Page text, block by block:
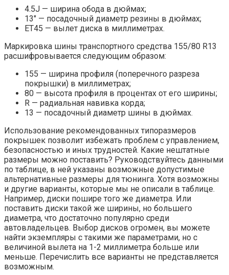
4.5J — ширина обода в дюймах;
13″ — посадочный диаметр резины в дюймах;
ET45 — вылет диска в миллиметрах.
Маркировка шины транспортного средства 155/80 R13
расшифровывается следующим образом:
155 — ширина профиля (поперечного разреза
покрышки) в миллиметрах;
80 — высота профиля в процентах от его ширины;
R — радиальная навивка корда;
13 — посадочный диаметр шины в дюймах.
Использование рекомендованных типоразмеров
покрышек позволит избежать проблем с управлением,
безопасностью и иных трудностей. Какие нештатные
размеры можно поставить? Руководствуйтесь данными
по таблице, в ней указаны возможные допустимые
альтернативные размеры для тюнинга. Хотя возможны
и другие варианты, которые мы не описали в таблице.
Например, диски пошире того же диаметра. Или
поставить диски такой же ширины, но большего
диаметра, что достаточно популярно среди
автовладельцев. Выбор дисков огромен, вы можете
найти экземпляры с такими же параметрами, но с
величиной вылета на 1-2 миллиметра больше или
меньше. Перечислить все варианты не представляется
возможным.